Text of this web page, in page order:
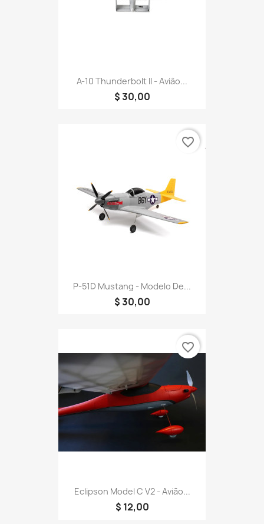
A-10 Thunderbolt II - Avião...
$ 30,00
P-51D Mustang - Modelo De...
$ 30,00
favorite_border
Eclipson Model C V2 - Avião...
$ 12,00
favorite_border